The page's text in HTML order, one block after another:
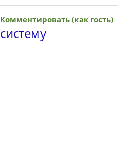
Комментировать (как гость)
систему